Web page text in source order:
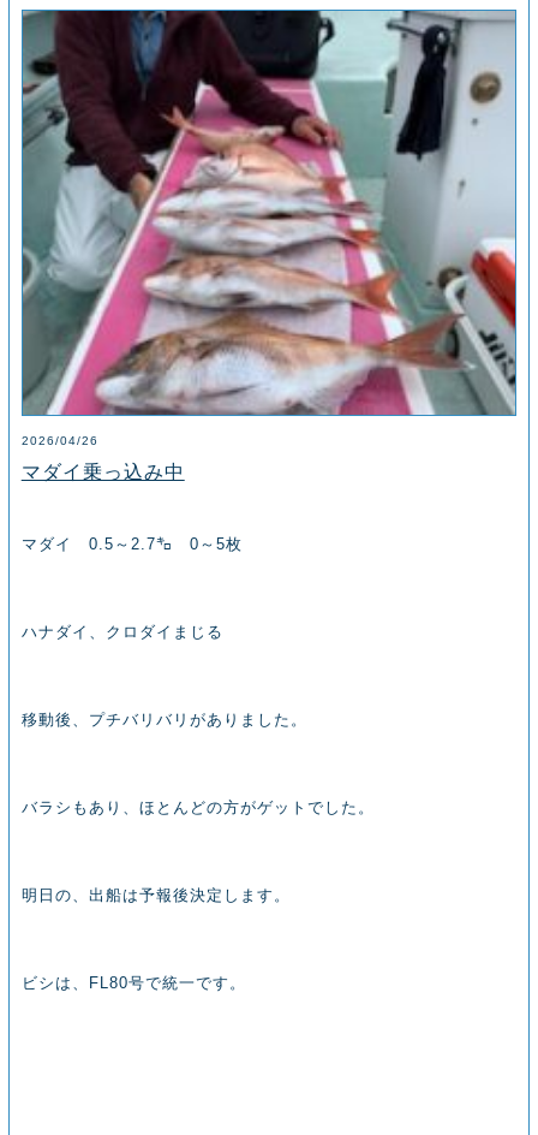
2026/04/26
マダイ乗っ込み中
マダイ 0.5～2.7㌔ 0～5枚
ハナダイ、クロダイまじる
移動後、プチバリバリがありました。
バラシもあり、ほとんどの方がゲットでした。
明日の、出船は予報後決定します。
ビシは、FL80号で統一です。